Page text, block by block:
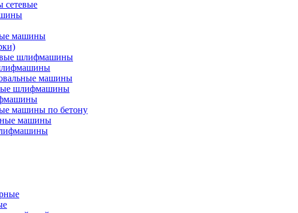
сетевые
машины
шлифмашины
машины
шлифмашины
машины по бетону
машины